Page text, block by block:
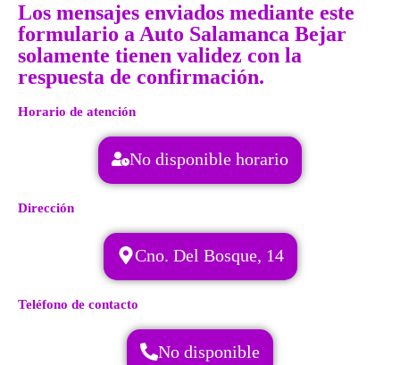
Los mensajes enviados mediante este
formulario a Auto Salamanca Bejar
solamente tienen validez con la
respuesta de confirmación.
Horario de atención
No disponible horario
Dirección
Cno. Del Bosque, 14
Teléfono de contacto
No disponible